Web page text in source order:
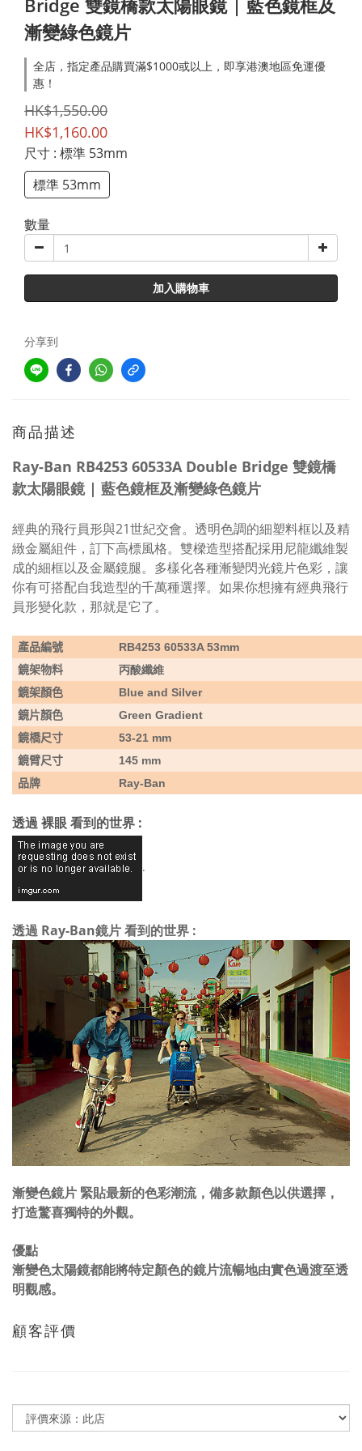
Bridge 雙鏡橋款太陽眼鏡 | 藍色鏡框及
漸變綠色鏡片
全店，指定產品購買滿$1000或以上，即享港澳地區免運優
惠！
HK$1,550.00
HK$1,160.00
尺寸 : 標準 53mm
標準 53mm
數量
加入購物車
分享到
商品描述
Ray-Ban RB4253 60533A Double Bridge 雙鏡橋
款太陽眼鏡 | 藍色鏡框及漸變綠色鏡片
經典的飛行員形與21世紀交會。透明色調的細塑料框以及精
緻金屬組件，訂下高標風格。雙樑造型搭配採用尼龍纖維製
成的細框以及金屬鏡腿。多樣化各種漸變閃光鏡片色彩，讓
你有可搭配自我造型的千萬種選擇。如果你想擁有經典飛行
員形變化款，那就是它了。
產品編號
RB4253 60533A 53mm
鏡架物料
丙酸纖維
鏡架顏色
Blue and Silver
鏡片顏色
Green Gradient
鏡橋尺寸
53-21 mm
鏡臂尺寸
145 mm
品牌
Ray-Ban
透過 裸眼 看到的世界 :
.
透過 Ray-Ban鏡片 看到的世界 :
漸變色鏡片 緊貼最新的色彩潮流，備多款顏色以供選擇，
打造驚喜獨特的外觀。
優點
漸變色太陽鏡都能將特定顏色的鏡片流暢地由實色過渡至透
明觀感。
顧客評價